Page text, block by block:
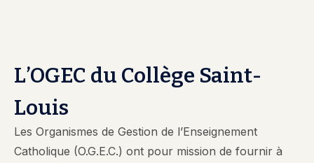
L’OGEC du Collège Saint-
Louis
Les Organismes de Gestion de l’Enseignement
Catholique (O.G.E.C.) ont pour mission de fournir à